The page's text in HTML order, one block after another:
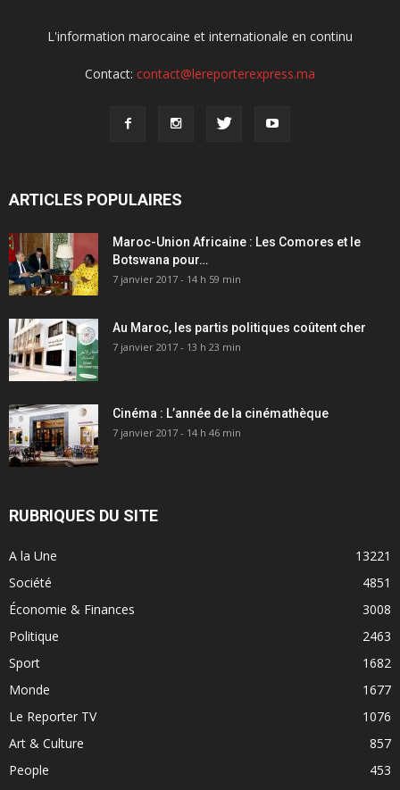
L'information marocaine et internationale en continu
Contact: contact@lereporterexpress.ma
ARTICLES POPULAIRES
Maroc-Union Africaine : Les Comores et le
Botswana pour…
7 janvier 2017 - 14 h 59 min
Au Maroc, les partis politiques coûtent cher
7 janvier 2017 - 13 h 23 min
Cinéma : L’année de la cinémathèque
7 janvier 2017 - 14 h 46 min
RUBRIQUES DU SITE
A la Une
13221
Société
4851
Économie & Finances
3008
Politique
2463
Sport
1682
Monde
1677
Le Reporter TV
1076
Art & Culture
857
People
453